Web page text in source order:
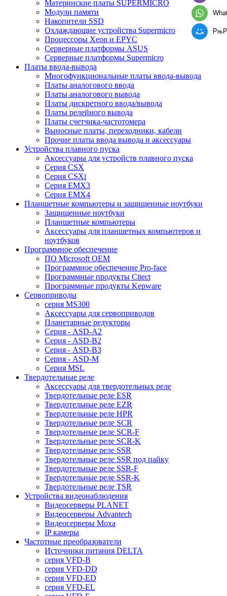
Материнские платы SUPERMICRO
Модули памяти
Накопители SSD
Охлаждающие устройства Supermicro
Процессоры Xeon и EPYC
Серверные платформы ASUS
Серверные платформы Supermicro
Платы ввода-вывода
Многофункциональные платы ввода-вывода
Платы аналогового ввода
Платы аналогового вывода
Платы дискретного ввода/вывода
Платы релейного вывода
Платы счетчика-частотомера
Выносные платы, переходники, кабели
Прочие платы ввода вывода и аксессуары
Устройства плавного пуска
Аксессуары для устройств плавного пуска
Серия CSX
Серия CSXi
Серия EMX3
Серия EMX4
Планшетные компьютеры и защищенные ноутбуки
Защищенные ноутбуки
Планшетные компьютеры
Аксессуары для планшетных компьютеров и
ноутбуков
Программное обеспечение
ПО Microsoft OEM
Программное обеспечение Pro-face
Программные продукты Citect
Программные продукты Kepware
Сервоприводы
серия MS300
Аксессуары для сервоприводов
Планетарные редукторы
Серия - ASD-A2
Серия - ASD-B2
Серия - ASD-B3
Серия - ASD-M
Серия MSL
Твердотельные реле
Аксессуары для твердотельных реле
Твердотельные реле ESR
Твердотельные реле EZR
Твердотельные реле HPR
Твердотельные реле SCR
Твердотельные реле SCR-F
Твердотельные реле SCR-K
Твердотельные реле SSR
Твердотельные реле SSR под пайку
Твердотельные реле SSR-F
Твердотельные реле SSR-K
Твердотельные реле TSR
Устройства видеонаблюдения
Видеосерверы PLANET
Видеосерверы Advantech
Видеосерверы Moxa
IP камеры
Частотные преобразователи
Источники питания DELTA
серия VFD-B
серия VFD-DD
серия VFD-ED
серия VFD-EL